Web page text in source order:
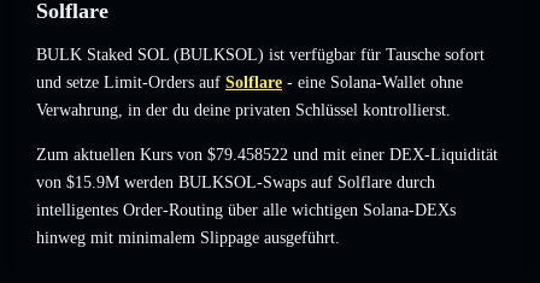
Solflare
BULK Staked SOL (BULKSOL) ist verfügbar für Tausche sofort
und setze Limit-Orders auf Solflare - eine Solana-Wallet ohne
Verwahrung, in der du deine privaten Schlüssel kontrollierst.
Zum aktuellen Kurs von $79.458522 und mit einer DEX-Liquidität
von $15.9M werden BULKSOL-Swaps auf Solflare durch
intelligentes Order-Routing über alle wichtigen Solana-DEXs
hinweg mit minimalem Slippage ausgeführt.